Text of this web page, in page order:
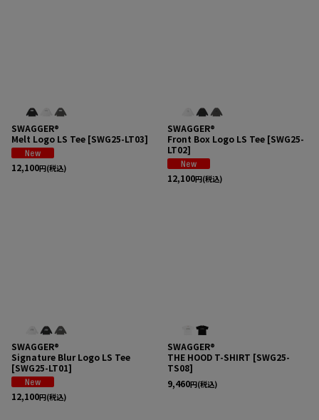
SWAGGER®
Melt Logo LS Tee [SWG25-LT03]
12,100円(税込)
SWAGGER®
Front Box Logo LS Tee [SWG25-
LT02]
12,100円(税込)
SWAGGER®
Signature Blur Logo LS Tee
[SWG25-LT01]
12,100円(税込)
SWAGGER®
THE HOOD T-SHIRT [SWG25-
TS08]
9,460円(税込)